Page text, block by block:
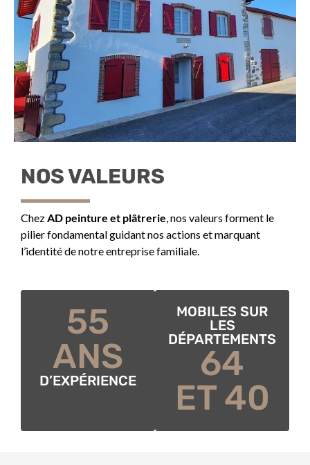
NOS VALEURS
ChezAD peinture et plâtrerie, nos valeurs forment le
pilier fondamental guidant nos actions et marquant
l’identité de notre entreprise familiale.
55
ANS
D’EXPÉRIENCE
MOBILES SUR
LES
DÉPARTEMENTS
64
ET 40